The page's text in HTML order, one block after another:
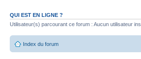
QUI EST EN LIGNE ?
Utilisateur(s) parcourant ce forum : Aucun utilisateur
Index du forum